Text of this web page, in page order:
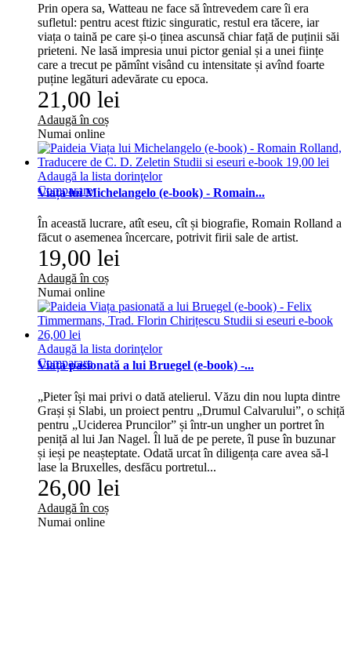
Prin opera sa, Watteau ne face să întrevedem care îi era
sufletul: pentru acest ftizic singuratic, restul era tăcere, iar
viața o taină pe care și-o ținea ascunsă chiar față de puținii săi
prieteni. Ne lasă impresia unui pictor genial și a unei ființe
care a trecut pe pămînt visând cu intensitate și avînd foarte
puține legături adevărate cu epoca.
21,00 lei
Adaugă în coș
Numai online
Adaugă la lista dorinţelor
Comparare
Viața lui Michelangelo (e-book) - Romain...
În această lucrare, atît eseu, cît și biografie, Romain Rolland a
făcut o asemenea încercare, potrivit firii sale de artist.
19,00 lei
Adaugă în coș
Numai online
Adaugă la lista dorinţelor
Comparare
Viața pasionată a lui Bruegel (e-book) -...
„Pieter își mai privi o dată atelierul. Văzu din nou lupta dintre
Grași și Slabi, un proiect pentru „Drumul Calvarului”, o schiță
pentru „Uciderea Pruncilor” și într-un ungher un portret în
peniță al lui Jan Nagel. Îl luă de pe perete, îl puse în buzunar
și ieși pe neașteptate. Odată urcat în diligența care avea să-l
lase la Bruxelles, desfăcu portretul...
26,00 lei
Adaugă în coș
Numai online